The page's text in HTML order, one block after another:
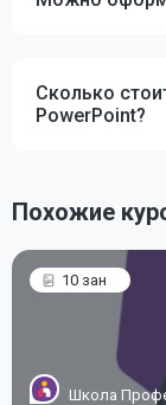
Сколько
PowerPoint?
Похожие
10 зан
Школа